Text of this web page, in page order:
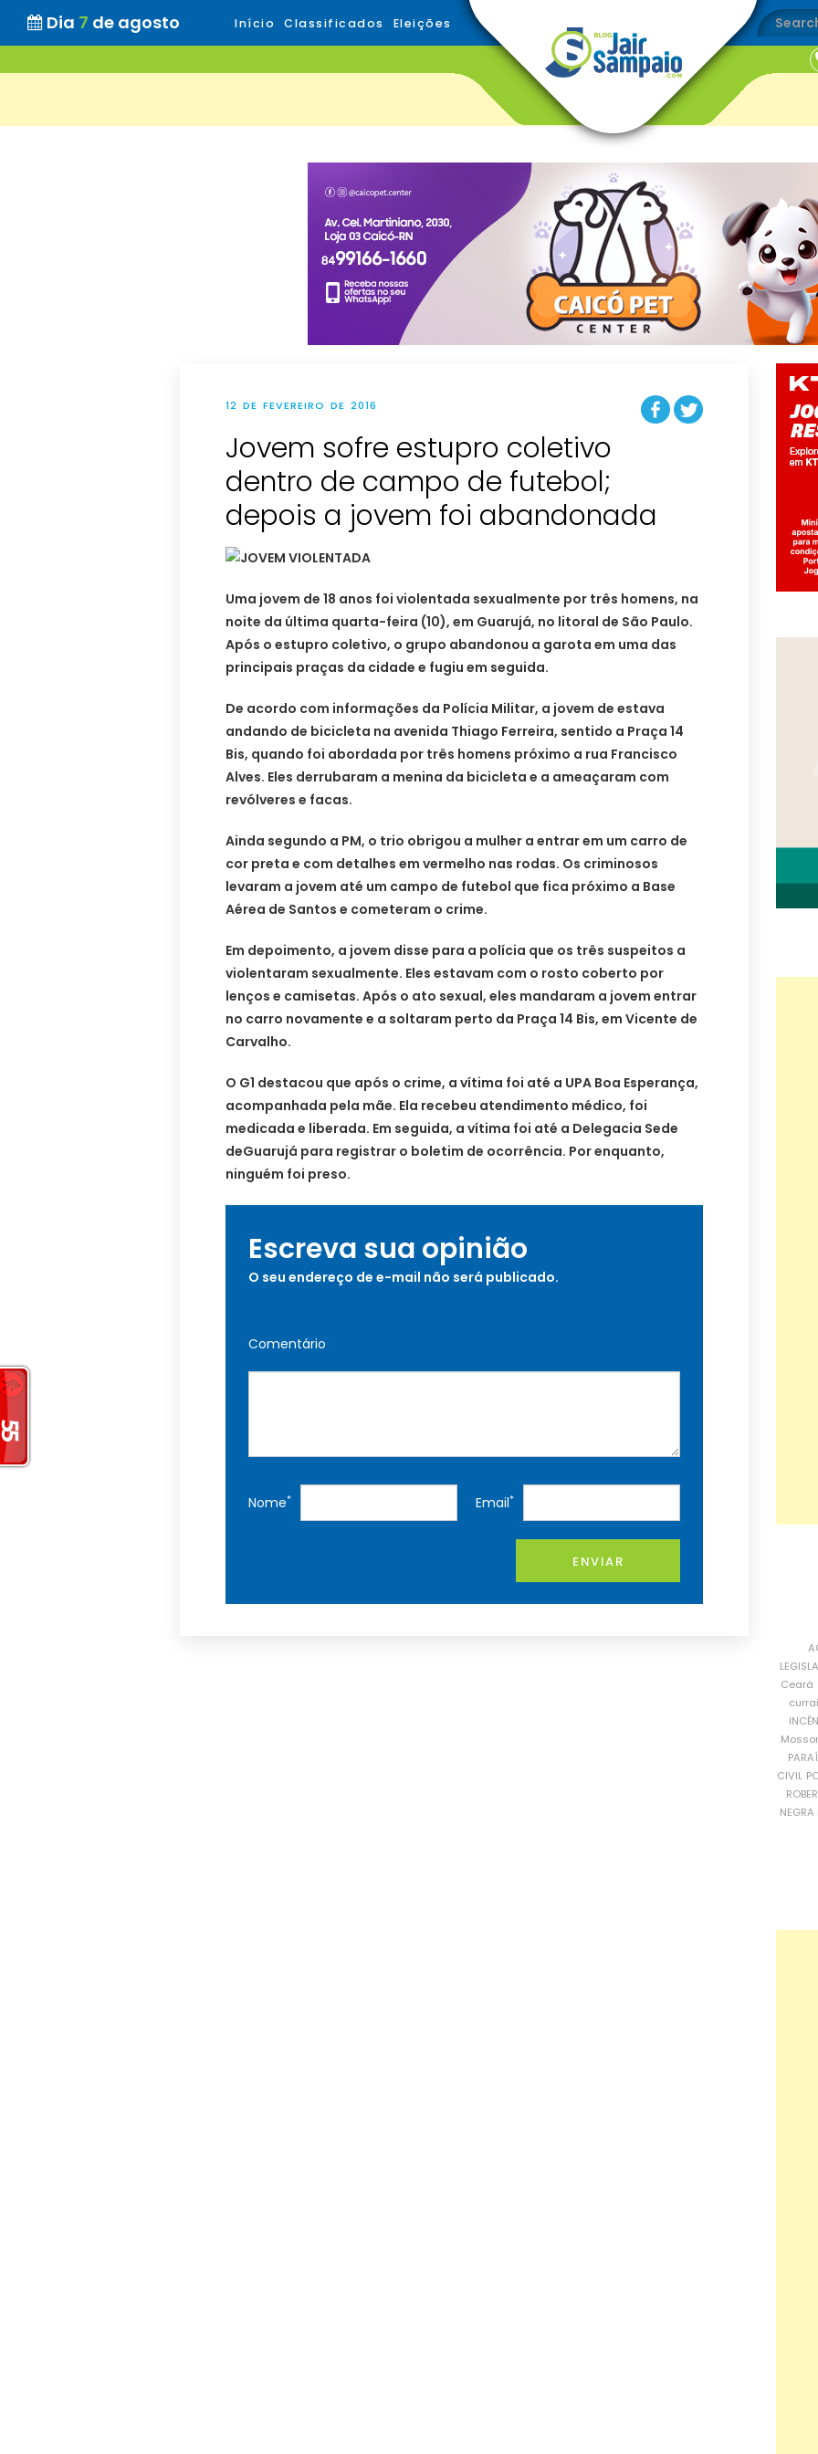
Dia 7 de agosto Início Classificados Eleições
12 DE FEVEREIRO DE 2016
Jovem sofre estupro coletivo
dentro de campo de futebol;
depois a jovem foi abandonada
Uma jovem de 18 anos foi violentada sexualmente por três homens, na
noite da última quarta-feira (10), em Guarujá, no litoral de São Paulo.
Após o estupro coletivo, o grupo abandonou a garota em uma das
principais praças da cidade e fugiu em seguida.
De acordo com informações da Polícia Militar, a jovem de estava
andando de bicicleta na avenida Thiago Ferreira, sentido a Praça 14
Bis, quando foi abordada por três homens próximo a rua Francisco
Alves. Eles derrubaram a menina da bicicleta e a ameaçaram com
revólveres e facas.
Ainda segundo a PM, o trio obrigou a mulher a entrar em um carro de
cor preta e com detalhes em vermelho nas rodas. Os criminosos
levaram a jovem até um campo de futebol que fica próximo a Base
Aérea de Santos e cometeram o crime.
Em depoimento, a jovem disse para a polícia que os três suspeitos a
violentaram sexualmente. Eles estavam com o rosto coberto por
lenços e camisetas. Após o ato sexual, eles mandaram a jovem entrar
no carro novamente e a soltaram perto da Praça 14 Bis, em Vicente de
Carvalho.
O G1 destacou que após o crime, a vítima foi até a UPA Boa Esperança,
acompanhada pela mãe. Ela recebeu atendimento médico, foi
medicada e liberada. Em seguida, a vítima foi até a Delegacia Sede
deGuarujá para registrar o boletim de ocorrência. Por enquanto,
ninguém foi preso.
Escreva sua opinião
O seu endereço de e-mail não será publicado.
Comentário
Nome* Email*
ENVIAR
Ceará
CIVIL
NEGRA